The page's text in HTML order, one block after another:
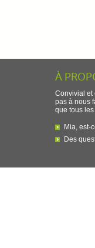
À
Convivial et
pas à nous
que tous
Mia, est-
Des